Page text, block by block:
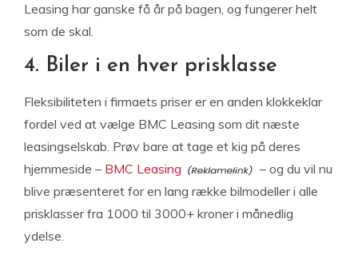
Leasing har ganske få år på bagen, og fungerer helt
som de skal.
4. Biler i en hver prisklasse
Fleksibiliteten i firmaets priser er en anden klokkeklar
fordel ved at vælge BMC Leasing som dit næste
leasingselskab. Prøv bare at tage et kig på deres
hjemmeside – BMC Leasing
– og du vil nu
blive præsenteret for en lang række bilmodeller i alle
prisklasser fra 1000 til 3000+ kroner i månedlig
ydelse.